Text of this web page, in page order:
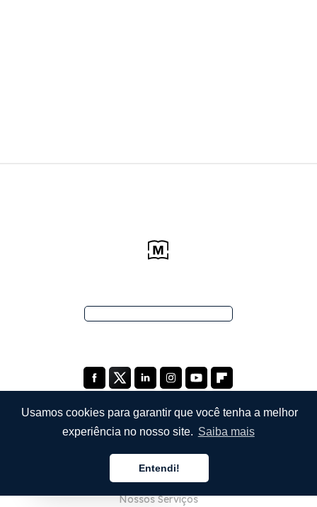
Usamos cookies para garantir que você tenha a melhor
experiência no nosso site. Saiba mais
Entendi!
Sobre Nós
Nossos Serviços
Português